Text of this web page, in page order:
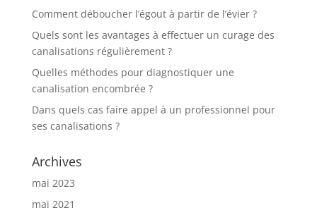
Comment déboucher l’égout à partir de l’évier ?
Quels sont les avantages à effectuer un curage des
canalisations régulièrement ?
Quelles méthodes pour diagnostiquer une
canalisation encombrée ?
Dans quels cas faire appel à un professionnel pour
ses canalisations ?
Archives
mai 2023
mai 2021